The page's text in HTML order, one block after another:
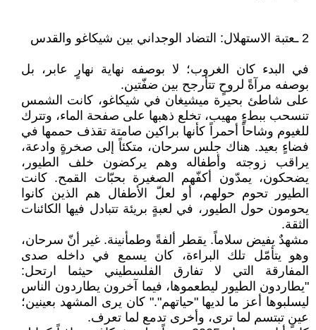
2 ـعتبة الاستهلال: التضاد الوجداني بين شيكاغو والقدس
في البدء كان الغروب؛ لا بوصفه نهاية نهارٍ عابر، بل
بوصفه مرآةً لروحٍ تتأرجح بين ضفّتين.
على شاطئ بحيرة ميشيغان في شيكاغو، كانت الشمس
تنسحب ببطءٍ مهيب، تخلع ذهبها على صفحة الماء، وتترك
للغيوم وشاحاً أحمراً كأنها براكين صامتة تقذف حممها في
فضاءٍ بعيد. هناك جلس سرحان، متكئاً إلى صخرةٍ وادعة،
يراقب زوجته وأطفاله وهم يركضون خلف الطيور،
يضحكون، يمدّون أكفّهم الصغيرة بحبّات القمح. كانت
الطيور تحوم حولهم، أو لعلّ الأطفال هم الذين كانوا
يحومون حول الطيور، في لعبةٍ بريئة تتبادل فيها الكائنات
الثقة.
مشهدٌ يفيض سلاماً. يقطر ألفةً وطمأنينة. غير أنّ سرحان،
وهو يتأمّل تلك البراءة، كان يسمع في داخله صدى
المفارقة التي لا تفارق الفلسطيني حيثما ارتحل:
"يطاردون الطيور ليطعموها، فيما آخرون يطاردون الناس
ليسلبوها أعز ما لديها "حياتهم"." كان يرى المشهد بعينين؛
عينٍ تبتسم لما ترى، وأخرى تدمع لما تعرف.